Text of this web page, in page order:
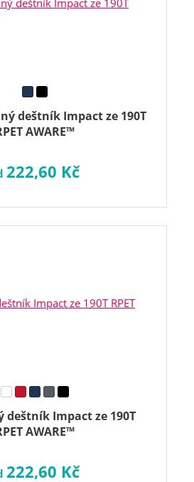
deštník Impact ze 190T
AWARE™
222,60 Kč
Impact ze 190T
AWARE™
222,60 Kč